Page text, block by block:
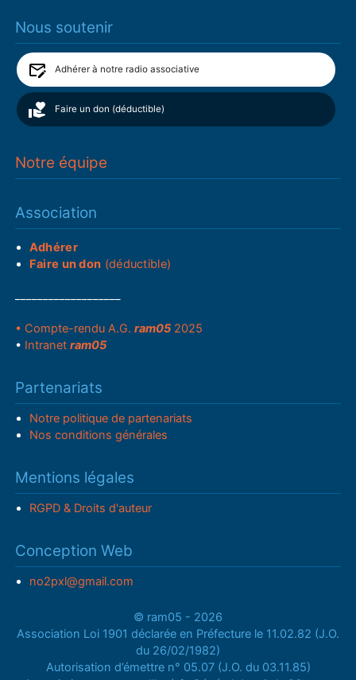
Nous soutenir
Adhérer à notre radio associative
Faire un don (déductible)
Notre équipe
Association
Adhérer
Faire un don (déductible)
• Compte-rendu A.G.ram05 2025
• Intranetram05
Partenariats
Notre politique de partenariats
Nos conditions générales
Mentions légales
RGPD & Droits d'auteur
Conception Web
no2pxl@gmail.com
© ram05 - 2026
Association Loi 1901 déclarée en Préfecture le 11.02.82 (J.O.
du 26/02/1982)
Autorisation d’émettre n° 05.07 (J.O. du 03.11.85)